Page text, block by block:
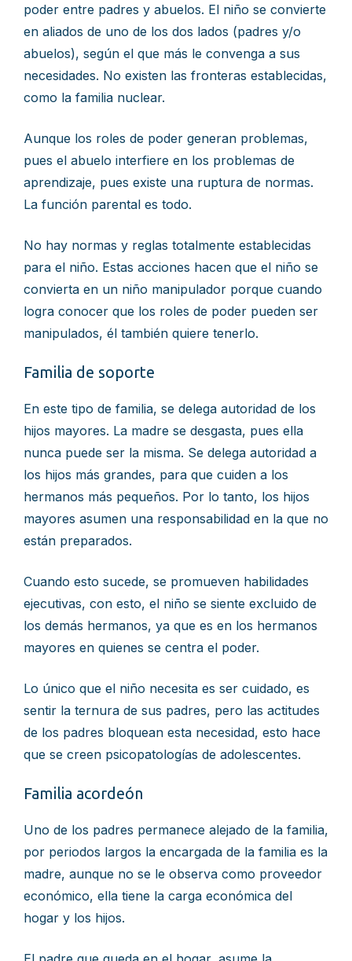
poder entre padres y abuelos. El niño se convierte
en aliados de uno de los dos lados (padres y/o
abuelos), según el que más le convenga a sus
necesidades. No existen las fronteras establecidas,
como la familia nuclear.
Aunque los roles de poder generan problemas,
pues el abuelo interfiere en los problemas de
aprendizaje, pues existe una ruptura de normas.
La función parental es todo.
No hay normas y reglas totalmente establecidas
para el niño. Estas acciones hacen que el niño se
convierta en un niño manipulador porque cuando
logra conocer que los roles de poder pueden ser
manipulados, él también quiere tenerlo.
Familia de soporte
En este tipo de familia, se delega autoridad de los
hijos mayores. La madre se desgasta, pues ella
nunca puede ser la misma. Se delega autoridad a
los hijos más grandes, para que cuiden a los
hermanos más pequeños. Por lo tanto, los hijos
mayores asumen una responsabilidad en la que no
están preparados.
Cuando esto sucede, se promueven habilidades
ejecutivas, con esto, el niño se siente excluido de
los demás hermanos, ya que es en los hermanos
mayores en quienes se centra el poder.
Lo único que el niño necesita es ser cuidado, es
sentir la ternura de sus padres, pero las actitudes
de los padres bloquean esta necesidad, esto hace
que se creen psicopatologías de adolescentes.
Familia acordeón
Uno de los padres permanece alejado de la familia,
por periodos largos la encargada de la familia es la
madre, aunque no se le observa como proveedor
económico, ella tiene la carga económica del
hogar y los hijos.